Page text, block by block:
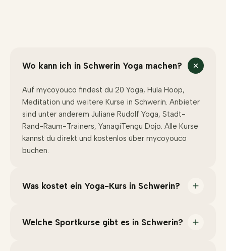
Wo kann ich in Schwerin Yoga machen?
Auf mycoyouco findest du 20 Yoga, Hula Hoop,
Meditation und weitere Kurse in Schwerin. Anbieter
sind unter anderem Juliane Rudolf Yoga, Stadt-
Rand-Raum-Trainers, YanagiTengu Dojo. Alle Kurse
kannst du direkt und kostenlos über mycoyouco
buchen.
Was kostet ein Yoga-Kurs in Schwerin?
Welche Sportkurse gibt es in Schwerin?